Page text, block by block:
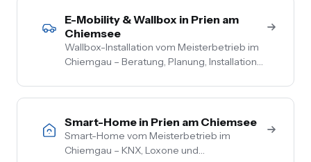
E-Mobility & Wallbox in Prien am
Chiemsee
Wallbox-Installation vom Meisterbetrieb im
Chiemgau – Beratung, Planung, Installation
Überschussladen, Lastmanagement,
Smart-Home in Prien am Chiemsee
Smart-Home vom Meisterbetrieb im
Chiemgau – KNX, Loxone und